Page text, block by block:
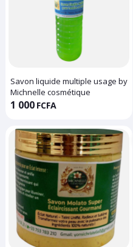
Savon liquide multiple usage by
Michnelle cosmétique
1 000 FCFA